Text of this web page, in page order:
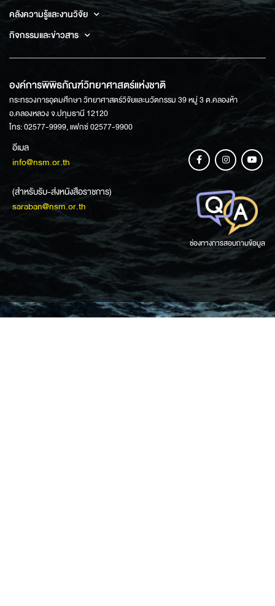
คลังความรู้และงานวิจัย
กิจกรรมและข่าวสาร
องค์การพิพิธภัณฑ์วิทยาศาสตร์แห่งชาติ
กระทรวงการอุดมศึกษา วิทยาศาสตร์วิจัยและนวัตกรรม 39 หมู่ 3 ต.คลองห้า
อ.คลองหลวง จ.ปทุมธานี 12120
โทร: 02577-9999, แฟกซ์ 02577-9900
อีเมล
info@nsm.or.th
(สำหรับรับ-ส่งหนังสือราชการ)
saraban@nsm.or.th
ช่องทางการสอบถามข้อมูล